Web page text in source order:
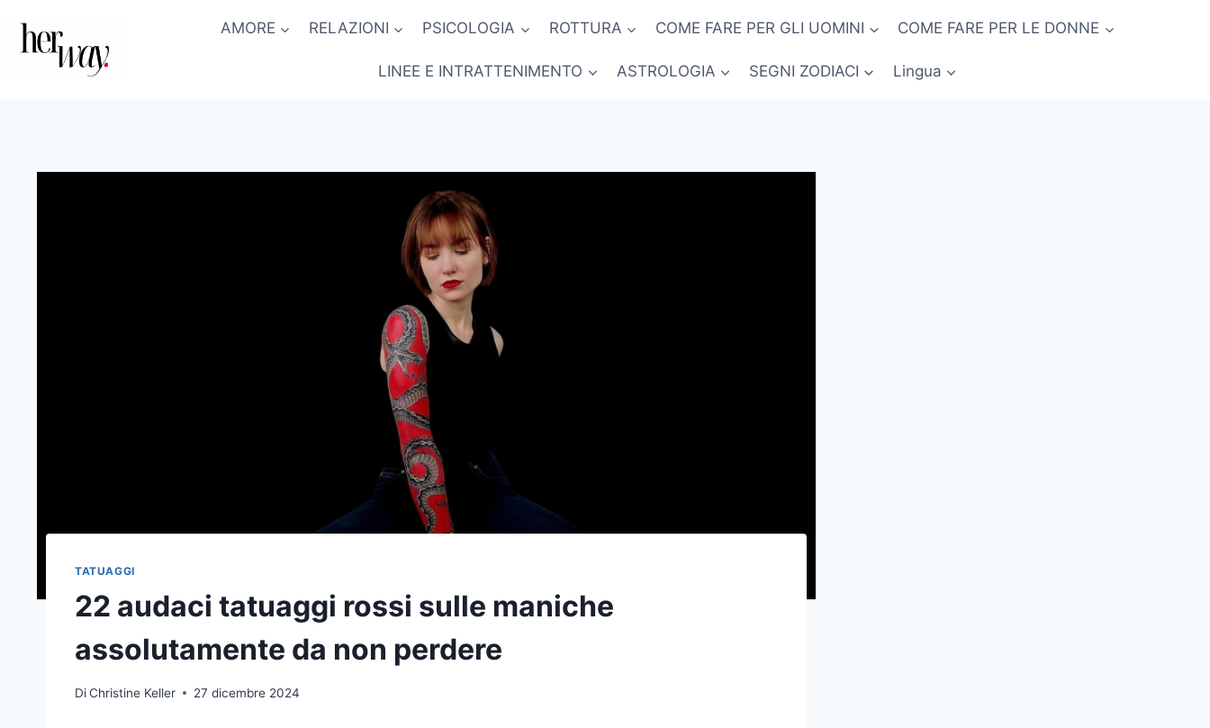
contenuto
AMORE RELAZIONI PSICOLOGIA ROTTURA COME FARE PER GLI UOMINI COME FARE PER LE DONNE
LINEE E INTRATTENIMENTO ASTROLOGIA SEGNI ZODIACI Lingua
TATUAGGI
22 audaci tatuaggi rossi sulle maniche
assolutamente da non perdere
DiChristine Keller 27 dicembre 2024